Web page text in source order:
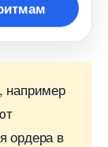
например
ордера